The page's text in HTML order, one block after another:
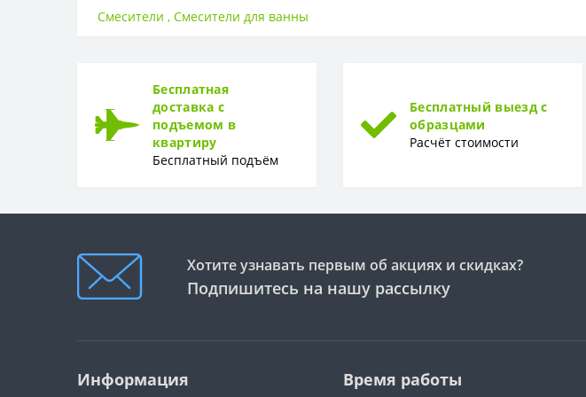
ГАРАНТИЯ
Гарантия
Смесители,Смесители для ванны
Бесплатная
доставка с
подъемом в
квартиру
Бесплатный подъём
Бесплатный выезд с
образцами
Расчёт стоимости
Хотите узнавать первым об акциях и скидках?
Подпишитесь на нашу рассылку
Информация Время работы